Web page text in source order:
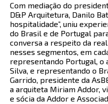
Com mediação do
D&P Arquitetura, Danilo
hospitalidade”, uniu
do Brasil e de Portugal
conversa a respeito da
nesses segmentos, em
representando Portugal, o
Silva, e representando o
Garrido, presidente da
a arquiteta Miriam Addor,
e sócia da Addor e